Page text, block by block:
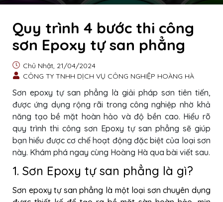
Quy trình 4 bước thi công
sơn Epoxy tự san phẳng
Chủ Nhật, 21/04/2024
CÔNG TY TNHH DỊCH VỤ CÔNG NGHIỆP HOÀNG HÀ
Sơn epoxy tự san phẳng là giải pháp sơn tiên tiến,
được ứng dụng rộng rãi trong công nghiệp nhờ khả
năng tạo bề mặt hoàn hảo và độ bền cao. Hiểu rõ
quy trình thi công sơn Epoxy tự san phẳng sẽ giúp
bạn hiểu được cơ chế hoạt động đặc biệt của loại sơn
này. Khám phá ngay cùng Hoàng Hà qua bài viết sau.
1. Sơn Epoxy tự san phẳng là gì?
Sơn epoxy tự san phẳng là một loại sơn chuyên dụng